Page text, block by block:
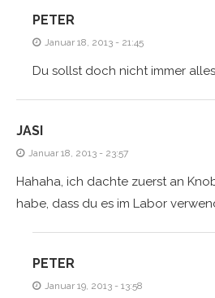
PETER
Januar 18, 2013 - 21:45
Du sollst doch nicht immer
JASI
Januar 18, 2013 - 23:57
Hahaha, ich dachte zuerst an
habe, dass du es im Labor
PETER
Januar 19, 2013 - 13:58